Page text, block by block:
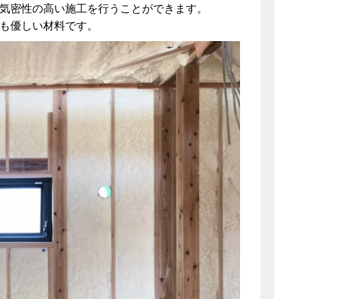
密性の高い施工を行うことができます。
優しい材料です。